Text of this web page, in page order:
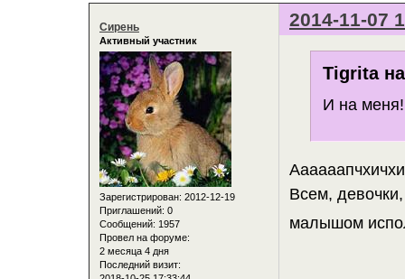
2014-11-07
Сирень
Активный участник
Зарегистрирован: 2012-12-19
Приглашений: 0
Сообщений: 1957
Провел на форуме:
2 месяца 4 дня
Последний визит:
Tigrita
И на
Всем,
малышом